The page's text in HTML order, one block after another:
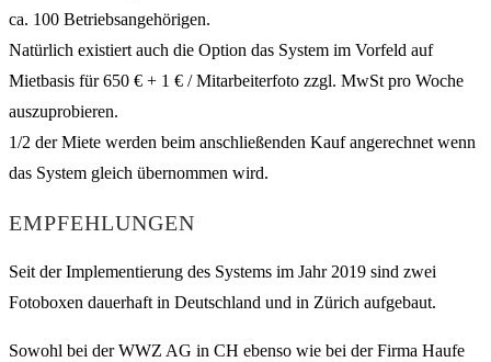
ca. 100 Betriebsangehörigen.
Natürlich existiert auch die Option das System im Vorfeld auf
Mietbasis für 650 € + 1 € / Mitarbeiterfoto zzgl. MwSt pro Woche
auszuprobieren.
1/2 der Miete werden beim anschließenden Kauf angerechnet wenn
das System gleich übernommen wird.
EMPFEHLUNGEN
Seit der Implementierung des Systems im Jahr 2019 sind zwei
Fotoboxen dauerhaft in Deutschland und in Zürich aufgebaut.
Sowohl bei der WWZ AG in CH ebenso wie bei der Firma Haufe